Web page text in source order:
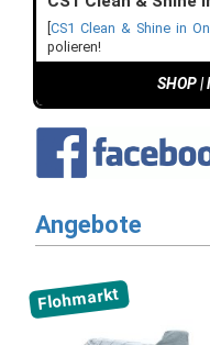
[CS1 Clean & Shine in
polieren!
SHOP|
Angebote
Flohmarkt